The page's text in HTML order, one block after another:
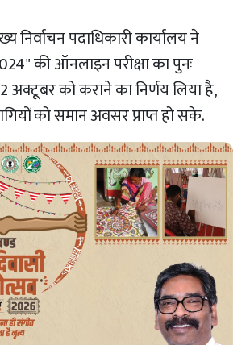
निर्वाचन पदाधिकारी कार्यालय ने
की ऑनलाइन परीक्षा का पुनः
को कराने का निर्णय लिया है,
को समान अवसर प्राप्त हो सके.